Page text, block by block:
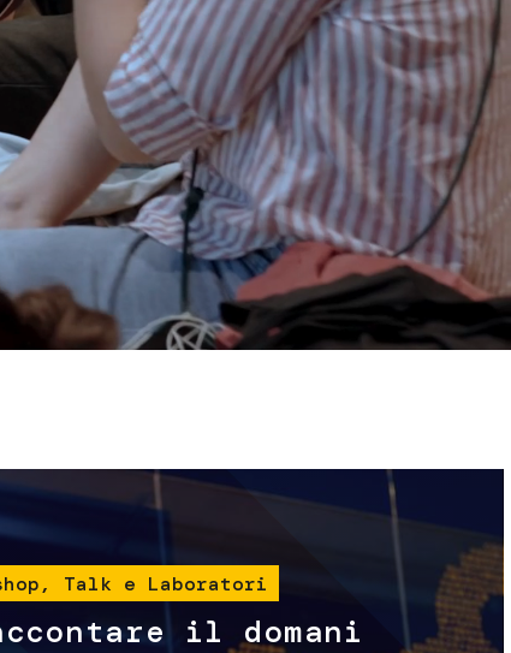
e accessibilitàBiglietti
Immagine
Talk e Laboratori
il domani